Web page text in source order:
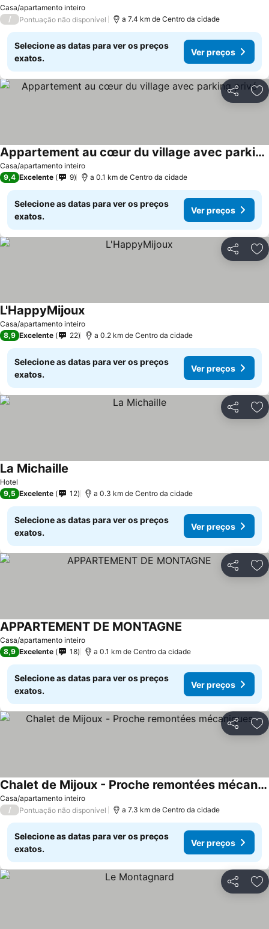
Casa/apartamento inteiro
/ Pontuação não disponível a 7.4 km de Centro da cidade
Selecione as datas para ver os preços
exatos.
Ver preços
Partilhar
Casa/apartamento inteiro
Appartement au cœur du village avec parking privé
9,4 Excelente 9 a 0.1 km de Centro da cidade
Selecione as datas para ver os preços
exatos.
Ver preços
Partilhar
Casa/apartamento inteiro
L'HappyMijoux
8,9 Excelente 22 a 0.2 km de Centro da cidade
Selecione as datas para ver os preços
exatos.
Ver preços
Partilhar
Hotel
La Michaille
9,5 Excelente 12 a 0.3 km de Centro da cidade
Selecione as datas para ver os preços
exatos.
Ver preços
Partilhar
Casa/apartamento inteiro
APPARTEMENT DE MONTAGNE
8,9 Excelente 18 a 0.1 km de Centro da cidade
Selecione as datas para ver os preços
exatos.
Ver preços
Partilhar
Casa/apartamento inteiro
Chalet de Mijoux - Proche remontées mécaniques
/ Pontuação não disponível a 7.3 km de Centro da cidade
Selecione as datas para ver os preços
exatos.
Ver preços
Partilhar